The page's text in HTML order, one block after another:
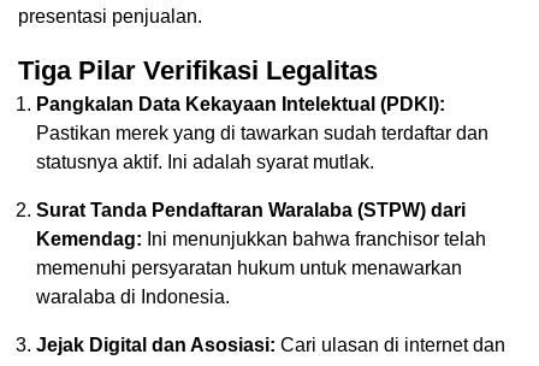
presentasi penjualan.
Tiga Pilar Verifikasi Legalitas
Pangkalan Data Kekayaan Intelektual (PDKI):
Pastikan merek yang di tawarkan sudah terdaftar dan
statusnya aktif. Ini adalah syarat mutlak.
Surat Tanda Pendaftaran Waralaba (STPW) dari
Kemendag: Ini menunjukkan bahwa franchisor telah
memenuhi persyaratan hukum untuk menawarkan
waralaba di Indonesia.
Jejak Digital dan Asosiasi: Cari ulasan di internet dan